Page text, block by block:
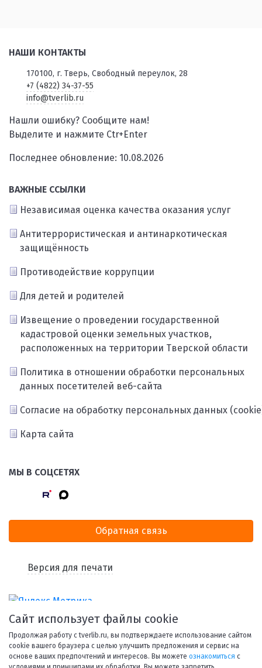
НАШИ КОНТАКТЫ
170100, г. Тверь, Свободный переулок, 28
+7 (4822) 34-37-55
info@tverlib.ru
Нашли ошибку? Сообщите нам!
Выделите и нажмите Ctr+Enter
Последнее обновление: 10.08.2026
ВАЖНЫЕ ССЫЛКИ
Независимая оценка качества оказания услуг
Антитеррористическая и антинаркотическая
защищённость
Противодействие коррупции
Для детей и родителей
Извещение о проведении государственной
кадастровой оценки земельных участков,
расположенных на территории Тверской области
Политика в отношении обработки персональных
данных посетителей веб-сайта
Согласие на обработку персональных данных
Карта сайта
МЫ В СОЦСЕТЯХ
Обратная связь
Версия для печати
Сайт использует файлы cookie
Продолжая работу с tverlib.ru, вы подтверждаете использование сайтом
cookie вашего браузера с целью улучшить предложения и сервис на
основе ваших предпочтений и интересов. Вы можете ознакомиться с